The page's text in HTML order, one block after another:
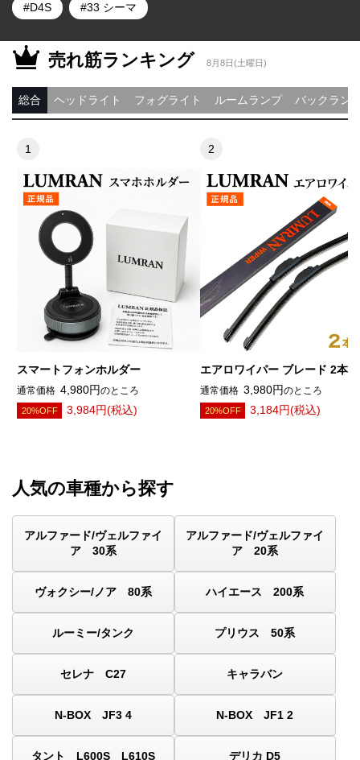
D4S 33 シーマ
売れ筋ランキング 8月8日(土曜日)
ヘッドライト フォグライト ルームランプ バックラン
総合
スマートフォンホルダー
通常価格 4,980円のところ
20%OFF 3,984円(税込)
エアロワイパー ブレード 2本
通常価格 3,980円のところ
20%OFF 3,184円(税込)
人気の車種から探す
アルファード/ヴェルファイ
ア 30系
アルファード/ヴェルファイ
ア 20系
ヴォクシー/ノア 80系 ハイエース 200系
ルーミー/タンク プリウス 50系
セレナ C27 キャラバン
N-BOX JF3 4 N-BOX JF1 2
タント L600S L610S デリカ D5